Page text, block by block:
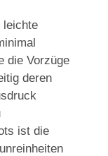
leichte
die Vorzüge
deren
ist die